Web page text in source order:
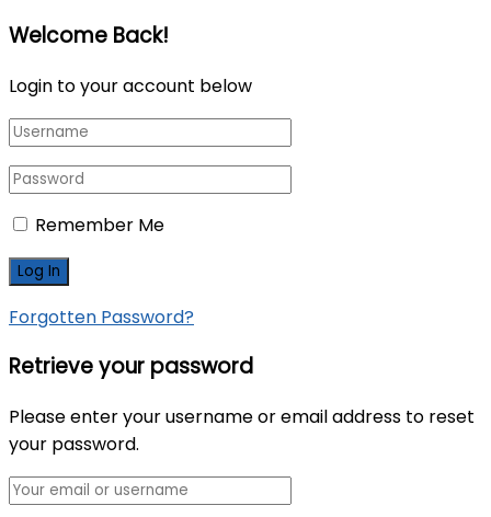
Welcome Back!
Login to your account below
Remember Me
Forgotten Password?
Retrieve your password
Please enter your username or email address to reset
your password.